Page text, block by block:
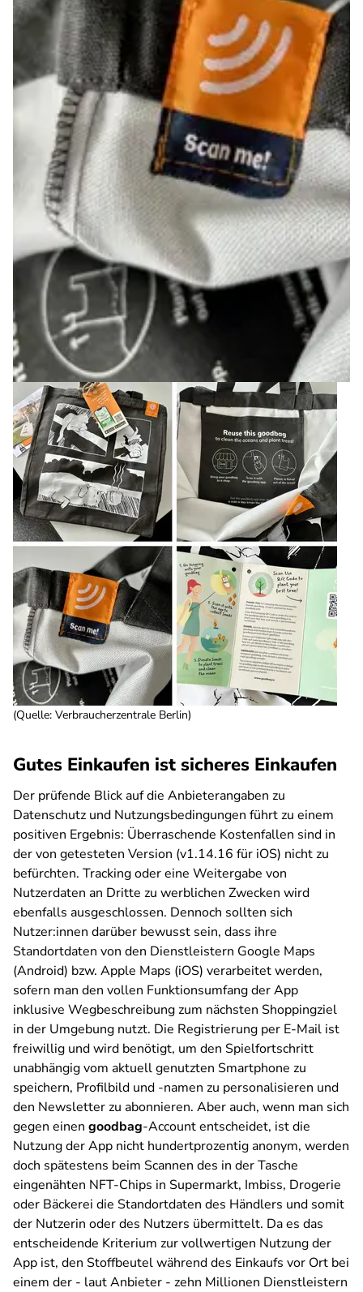
(Quelle: Verbraucherzentrale Berlin)
Gutes Einkaufen ist sicheres Einkaufen
Der prüfende Blick auf die Anbieterangaben zu
Datenschutz und Nutzungsbedingungen führt zu einem
positiven Ergebnis: Überraschende Kostenfallen sind in
der von getesteten Version (v1.14.16 für iOS) nicht zu
befürchten. Tracking oder eine Weitergabe von
Nutzerdaten an Dritte zu werblichen Zwecken wird
ebenfalls ausgeschlossen. Dennoch sollten sich
Nutzer:innen darüber bewusst sein, dass ihre
Standortdaten von den Dienstleistern Google Maps
(Android) bzw. Apple Maps (iOS) verarbeitet werden,
sofern man den vollen Funktionsumfang der App
inklusive Wegbeschreibung zum nächsten Shoppingziel
in der Umgebung nutzt. Die Registrierung per E-Mail ist
freiwillig und wird benötigt, um den Spielfortschritt
unabhängig vom aktuell genutzten Smartphone zu
speichern, Profilbild und -namen zu personalisieren und
den Newsletter zu abonnieren. Aber auch, wenn man sich
gegen einen goodbag-Account entscheidet, ist die
Nutzung der App nicht hundertprozentig anonym, werden
doch spätestens beim Scannen des in der Tasche
eingenähten NFT-Chips in Supermarkt, Imbiss, Drogerie
oder Bäckerei die Standortdaten des Händlers und somit
der Nutzerin oder des Nutzers übermittelt. Da es das
entscheidende Kriterium zur vollwertigen Nutzung der
App ist, den Stoffbeutel während des Einkaufs vor Ort bei
einem der - laut Anbieter - zehn Millionen Dienstleistern